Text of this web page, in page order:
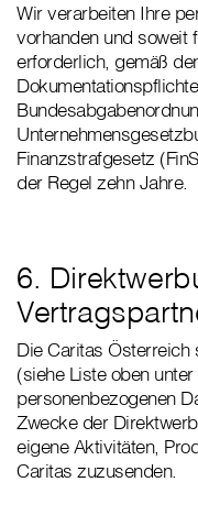
Wir verarbeiten Ihre
vorhanden und soweit
erforderlich, gemäß
Finanzstrafgesetz
der Regel zehn Jahre.
6.
Die Caritas Österreich
(siehe Liste oben
personenbezogenen
Zwecke der
eigene Aktivitäten,
Caritas zuzusenden.